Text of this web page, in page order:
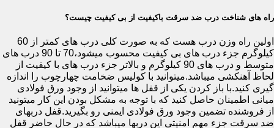
راه های شناخت درب ضد سرقت باکیفیت از بی کیفیت چیست؟
اولین راه وزن درب هست که به صورت کلی درب های کمتر از 60
کیلوگرم جزء درب های بی کیفیت محسوب میشود،70 تا 90 درب های
متوسط و درب های 90 کیلوگرم و بالاتر جزء درب های با کیفیت از
لحاظ آهنکشی میباشد.میتوانید با کولیس ضخامت چهارچوب را اندازه
گیری کنید.با باز کردن یکی از قفل ها میتوانید از وجود ورق فولادی
میانی اطمینان حاصل کنید که با توجه به مشکل بودن این کار میتونید
از فروشنده تضمین وجود ورق فولادی ایمنی رو بگیرید.قفل دربهای
ضد سرقت جزء مهم امنیتی این دربها میباشد که در حال حاضر قفل